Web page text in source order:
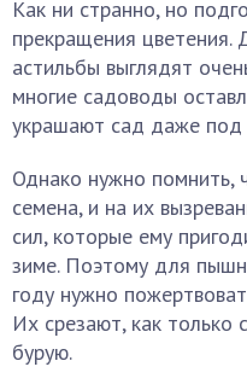
Как ни странно, но
прекращения
астильбы выглядят
многие садоводы
украшают сад даже под
Однако нужно помнить,
семена, и на их
сил, которые ему
зиме. Поэтому для
году нужно
Их срезают, как только
бурую.